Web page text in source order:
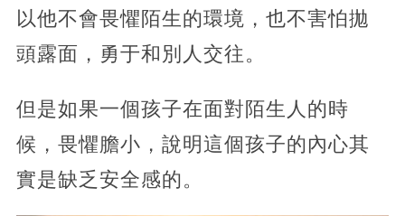
以他不會畏懼陌生的環境，也不害怕拋
頭露面，勇于和別人交往。
但是如果一個孩子在面對陌生人的時
候，畏懼膽小，說明這個孩子的內心其
實是缺乏安全感的。